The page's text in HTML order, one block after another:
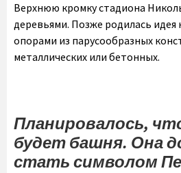
Верхнюю кромку стадиона
деревьями. Позже родилась идея
опорами из парусообразных
металлических или бетонных.
Планировалось,
будет башня. Она
стать символом